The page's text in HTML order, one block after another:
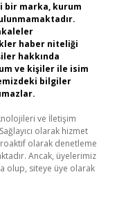
bir marka, kurum
haber niteliği
hakkında
ve kişiler ile isim
bilgiler
ve İletişim
olarak hizmet
olarak denetleme
Ancak, üyelerimiz
olup, siteye üye olarak